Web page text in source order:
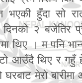
भएकी हुँदा सो
२ बजेतिर
थिए । म पनि
आउँदै थिए र गहुँ
घरबाट मेरो